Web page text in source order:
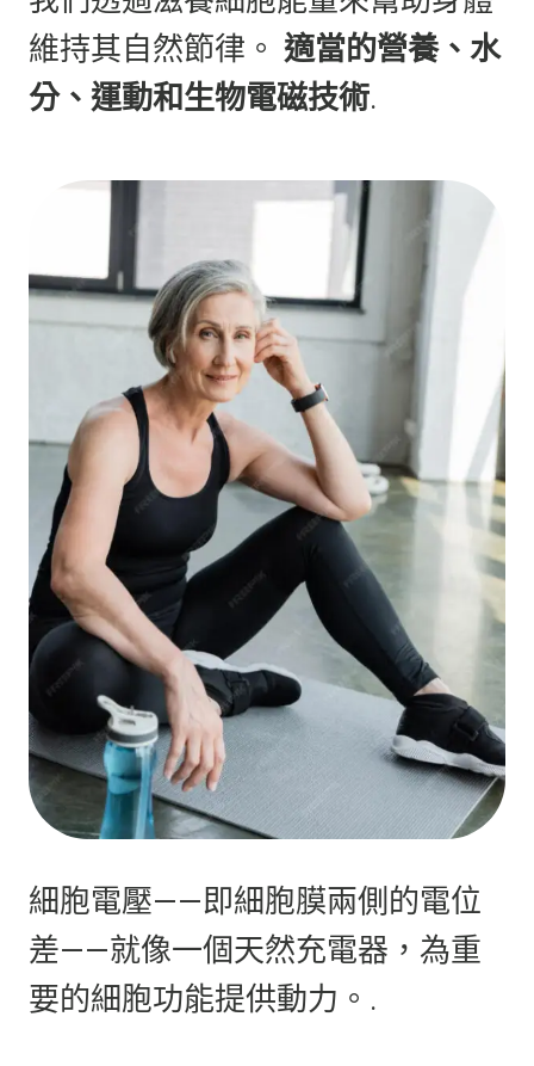
維持其自然節律。 適當的營養、水
分、運動和生物電磁技術.
細胞電壓——即細胞膜兩側的電位
差——就像一個天然充電器，為重
要的細胞功能提供動力。.